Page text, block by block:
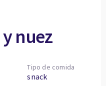
nuez
Tipo de comida
snack